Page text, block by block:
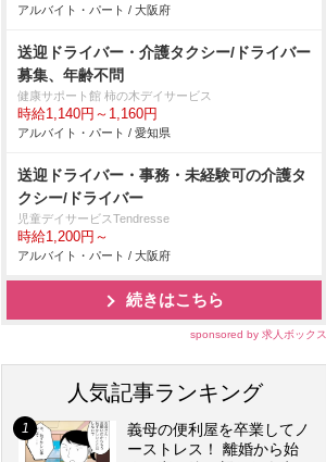
アルバイト・パート / 大阪府
送迎ドライバー・介護タクシー/ドライバー
募集、年齢不問
健康サポート館 柿の木デイサービス
時給1,140円～1,160円
アルバイト・パート / 愛知県
送迎ドライバー・事務・未経験可の介護タ
クシー/ドライバー
児童デイサービスTendresse
時給1,200円～
アルバイト・パート / 大阪府
続きはこちら
sponsored by 求人ボックス
人気記事ランキング
義母の便利屋を卒業してノ
ーストレス！ 離婚から始